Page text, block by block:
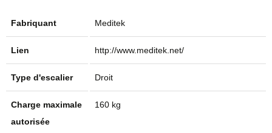
Fabriquant Meditek
Lien http://www.meditek.net/
Type d'escalier Droit
Charge maximale
autorisée
160 kg